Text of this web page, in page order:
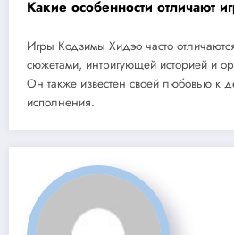
Какие особенности отличают
Игры Кодзимы Хидэо часто
сюжетами, интригующей историей и
Он также известен своей любовью к
исполнения.